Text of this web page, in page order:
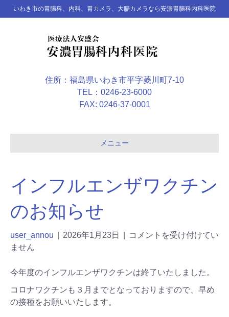
いわき市の胃腸科、内科、胃カメラ、大腸カメラなら安濃胃腸科内科医院
住所：福島県いわき市平字菱川町7-10
TEL：0246-23-6000
FAX: 0246-37-0001
メニュー
インフルエンザワクチン
のお知らせ
user_annou 2026年1月23日
コメントを受け付けてい
ません
今年度のインフルエンザワクチンは終了いたしました。
コロナワクチンも３月までとなっておりますので、早め
の接種をお願いいたします。